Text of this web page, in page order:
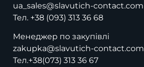
ua_sales@slavutich-contact.com
Тел. +38 (093) 313 36 68
Менеджер по закупівлі
zakupka@slavutich-contact.com
Тел.+38(073) 313 36 67